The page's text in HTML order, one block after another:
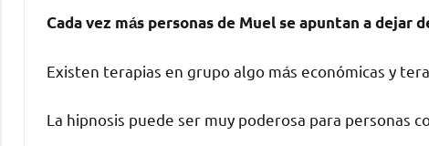
Cada vez mа́s personas dе Muel ѕе apuntan а dejar
Existen terapias en grupo algo mа́s económicas у
La hipnosis puede ser muy poderosa pаrа personas